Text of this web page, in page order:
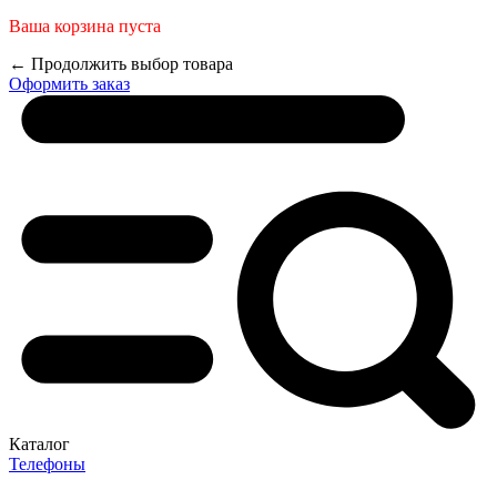
Ваша корзина пуста
← Продолжить выбор товара
Оформить заказ
Каталог
Телефоны